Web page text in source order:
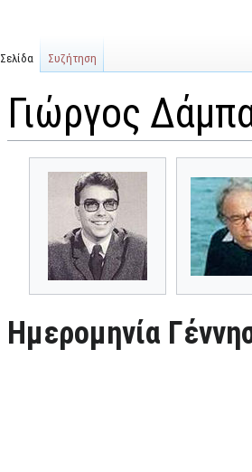
Γιώργος
Ημερομηνία
Σελίδα Συζήτηση